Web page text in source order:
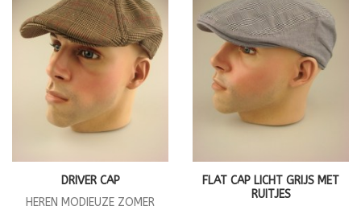
DRIVER CAP
HEREN MODIEUZE ZOMER
FLAT CAP LICHT GRIJS MET
RUITJES